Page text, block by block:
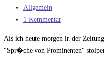
veröffentlicht:
Beitrags-
Kategorie:
Allgemein
Beitrags-
1 Kommentar
Als ich heute morgen in der
"Spr�che von Prominenten"